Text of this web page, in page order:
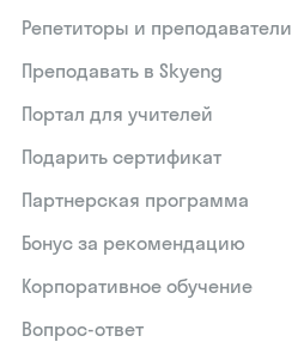
Репетиторы и преподаватели
Преподавать в Skyeng
Портал для учителей
Подарить сертификат
Партнерская программа
Бонус за рекомендацию
Корпоративное обучение
Вопрос-ответ